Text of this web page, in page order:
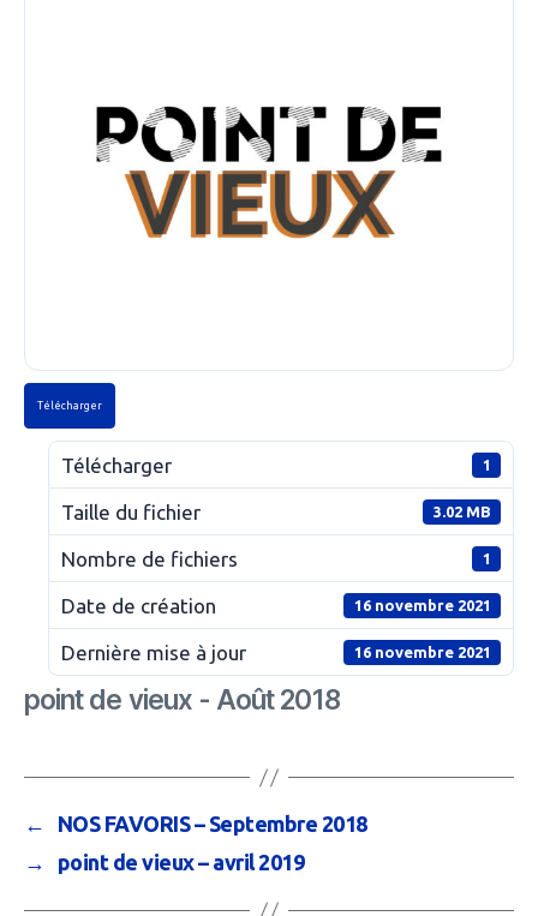
Télécharger
Télécharger 1
Taille du fichier 3.02 MB
Nombre de fichiers 1
Date de création 16 novembre 2021
Dernière mise à jour 16 novembre 2021
point de vieux - Août 2018
←
NOS FAVORIS – Septembre 2018
→
point de vieux – avril 2019